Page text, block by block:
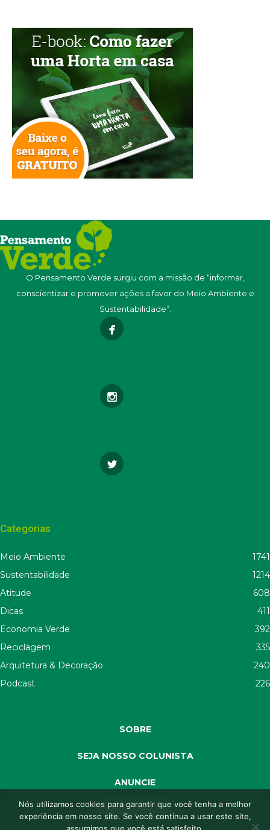
O Pensamento Verde surgiu com a missão de “informar,
conscientizar e promover ações a favor do Meio Ambiente e
Sustentabilidade”.
Categorias
Meio Ambiente
1741
Sustentabilidade
1214
Atitude
608
Dicas
411
Economia Verde
392
Reciclagem
335
Arquitetura & Decoração
240
Podcast
226
SOBRE
SEJA NOSSO COLUNISTA
ANUNCIE
SEJA APOIADOR
Nós utilizamos cookies para garantir que você tenha a melhor
experiência em nosso site. Se você continua a usar este site,